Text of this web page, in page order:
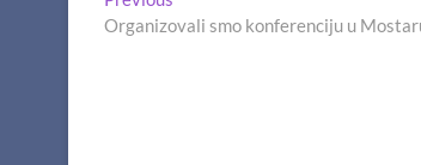
članaka
post:
Organizovali smo konferenciju u